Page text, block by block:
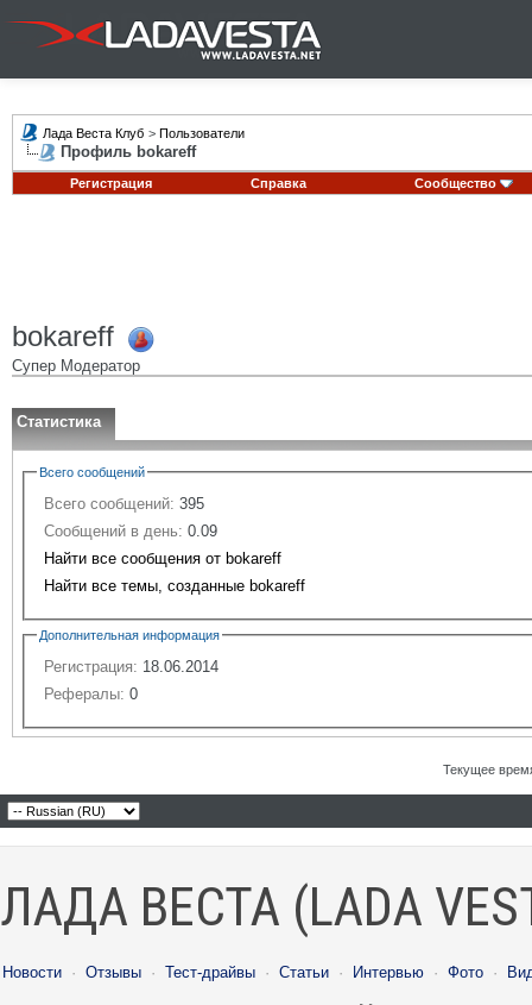
Лада Веста Клуб > Пользователи
Профиль bokareff
Регистрация Справка Сообщество
bokareff
Супер Модератор
Статистика
Всего сообщений
Всего сообщений: 395
Сообщений в день: 0.09
Найти все сообщения от bokareff
Найти все темы, созданные bokareff
Дополнительная информация
Регистрация: 18.06.2014
Рефералы: 0
Текущее
ЛАДА ВЕСТА (LADA
Новости · Отзывы · Тест-драйвы · Статьи · Интервью · Фото ·